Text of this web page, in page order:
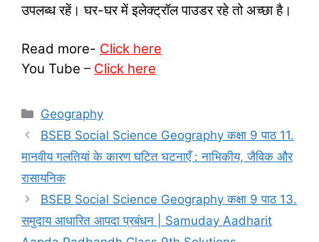
उपलब्ध रहें। घर-घर में इलेक्ट्रॉल पाउडर रहे तो अच्छा है।
Read more- Click here
You Tube – Click here
Categories
Geography
BSEB Social Science Geography कक्षा 9 पाठ 11.
मानवीय गलतियां के कारण घटित घटनाएँ : नाभिकीय, जैविक और
रासायनि‍क
BSEB Social Science Geography कक्षा 9 पाठ 13.
समुदाय आधारित आपदा प्रबंधन | Samuday Aadharit